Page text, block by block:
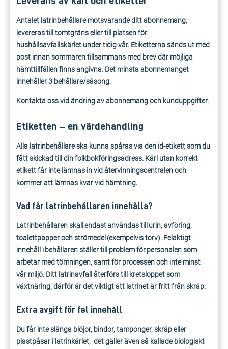
Antalet latrinbehållare motsvarande ditt abonnemang,
levereras till tomtgräns eller till platsen för
hushållsavfallskärlet under tidig vår. Etiketterna sänds ut med
post innan sommaren tillsammans med brev där möjliga
hämttillfällen finns angivna. Det minsta abonnemanget
innehåller 3 behållare/säsong.
Kontakta oss vid ändring av abonnemang och kunduppgifter.
Etiketten – en värdehandling
Alla latrinbehållare ska kunna spåras via den id-etikett som du
fått skickad till din folkbokföringsadress. Kärl utan korrekt
etikett får inte lämnas in vid återvinningscentralen och
kommer att lämnas kvar vid hämtning.
Vad får latrinbehållaren innehålla?
Latrinbehållaren skall endastanvändas till urin, avföring,
toalettpapper och strömedel (exempelvis torv). Felaktigt
innehåll i behållaren ställer till problem för personalen som
arbetar med tömningen, samt för processen och inte minst
vår miljö. Ditt latrinavfall återförs till kretsloppet som
växtnäring, därför är det viktigt att latrinetär fritt från skräp.
Extra avgift för fel innehåll
Du får inte slänga blöjor, bindor, tamponger, skräp eller
plastpåsar i latrinkärlet, det gäller även så kallade biologiskt